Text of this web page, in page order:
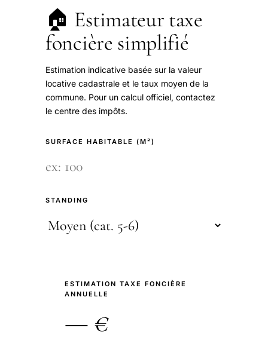
🏠 Estimateur taxe
foncière simplifié
Estimation indicative basée sur la valeur
locative cadastrale et le taux moyen de la
commune. Pour un calcul officiel, contactez
le centre des impôts.
SURFACE HABITABLE (M²)
STANDING
ESTIMATION TAXE FONCIÈRE
ANNUELLE
— €